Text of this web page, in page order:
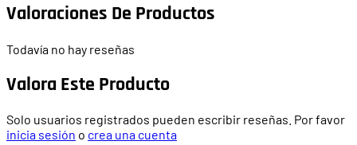
Valoraciones De Productos
Todavía no hay reseñas
Valora Este Producto
Solo usuarios registrados pueden escribir reseñas. Por favor
inicia sesión o crea una cuenta